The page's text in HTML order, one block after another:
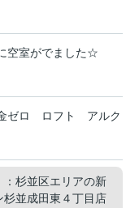
空室がでました☆
ゼロ ロフト アルク
：杉並区エリアの新
杉並成田東４丁目店